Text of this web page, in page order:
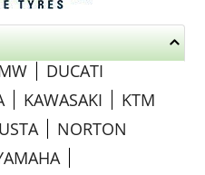
DUCATI
KAWASAKI
KTM
NORTON